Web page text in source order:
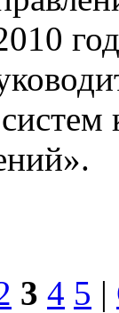
3 4 5 |